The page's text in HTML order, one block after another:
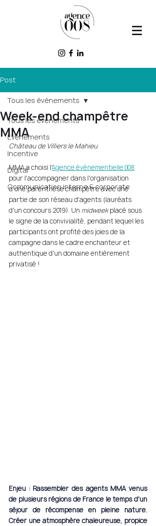
Post
Tous les événements
Événements
Incentive
Digital
Communication interne & corporate
Tous les événements
Week-end champêtre
MMA
Château de Villiers le Mahieu
MMA a choisi l'Agence événementielle 008
pour l'accompagner dans l'organisation
d'une parenthèse champêtre avec une
partie de son réseau d'agents (lauréats
d'un concours 2019). Un midweek placé sous
le signe de la convivialité, pendant lequel les
participants ont profité des joies de la
campagne dans le cadre enchanteur et
authentique d'un domaine entièrement
privatisé !
Enjeu : Rassembler des agents MMA venus
de plusieurs régions de France le temps d'un
séjour de récompense en pleine nature.
Créer une atmosphère chaleureuse, propice